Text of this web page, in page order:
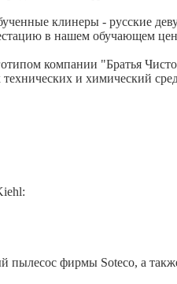
клинеры - русские
в нашем обучающем
компании "Братья
и химический
пылесос фирмы Soteco, а